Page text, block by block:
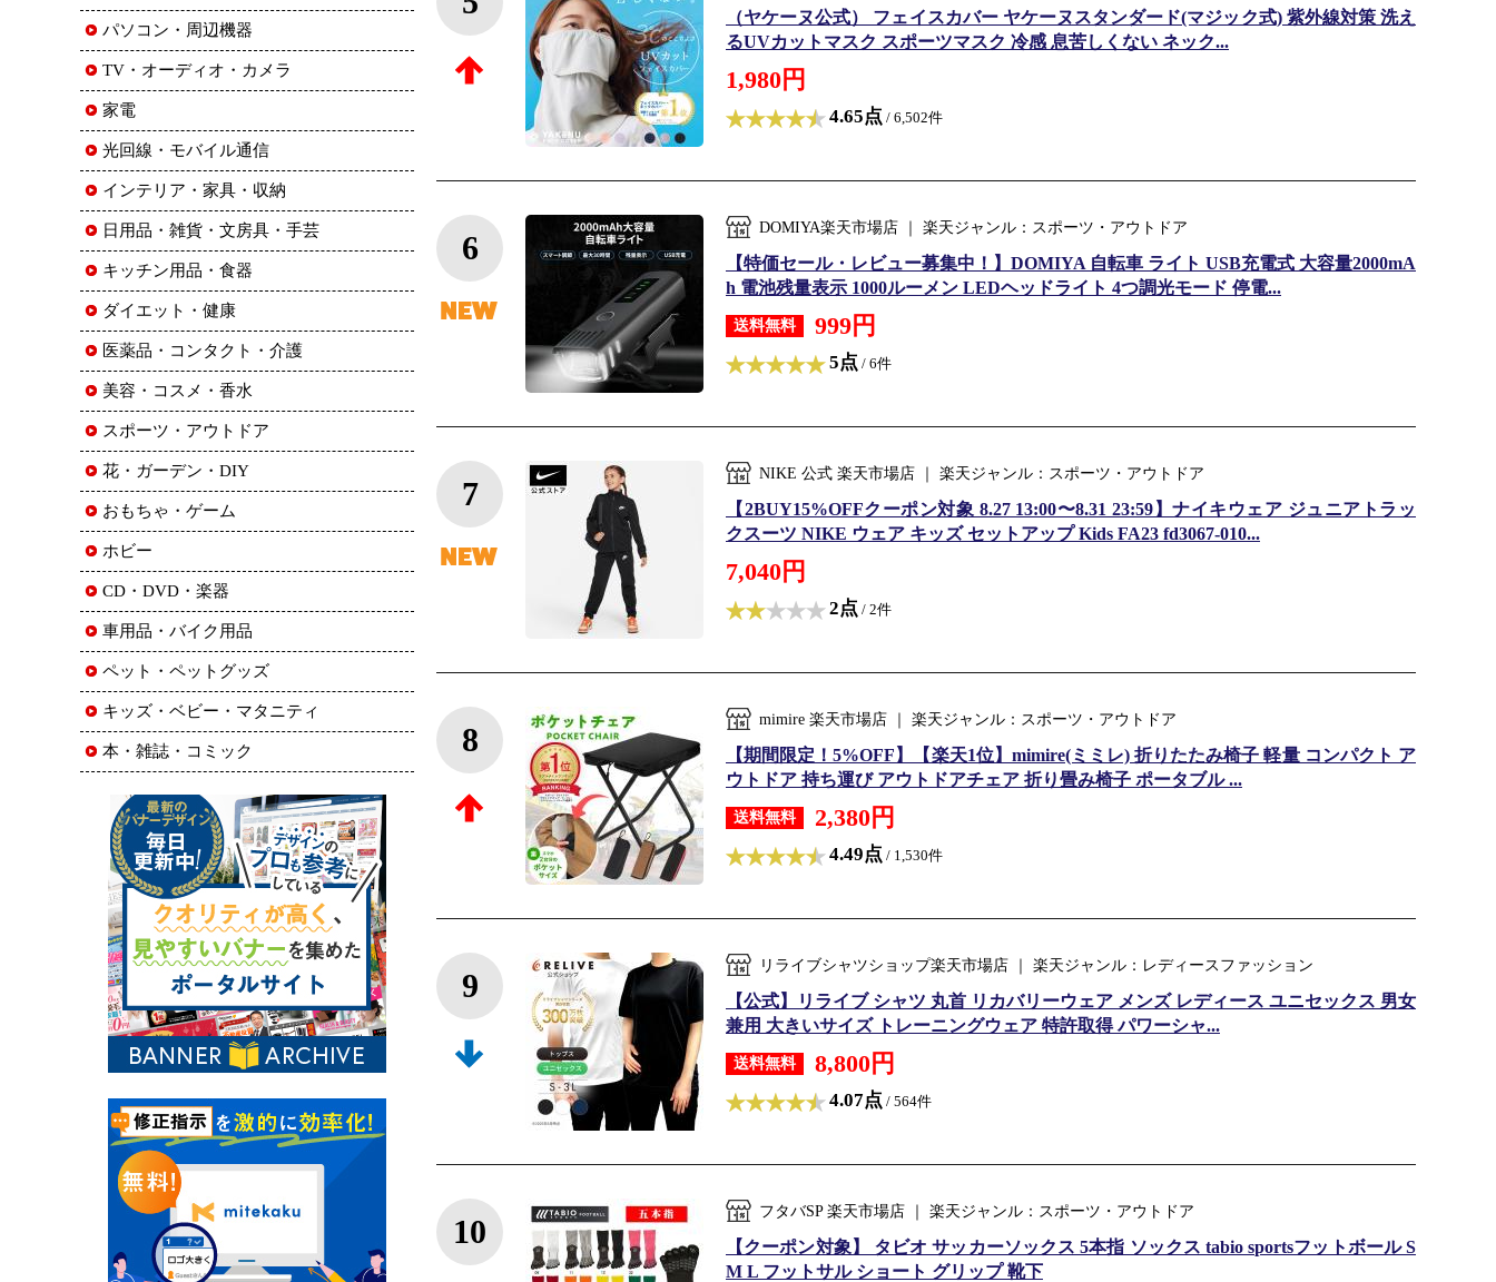
（ヤケーヌ公式） フェイスカバー ヤケーヌスタンダード(マジック式) 紫外線対策 洗え
るUVカットマスク スポーツマスク 冷感 息苦しくない ネック...
1,980円
4.65点 / 6,502件
6
DOMIYA楽天市場店 ｜ 楽天ジャンル：スポーツ・アウトドア
【特価セール・レビュー募集中！】DOMIYA 自転車 ライト USB充電式 大容量2000mA
h 電池残量表示 1000ルーメン LEDヘッドライト 4つ調光モード 停電...
送料無料 999円
5点 / 6件
7
NIKE 公式 楽天市場店 ｜ 楽天ジャンル：スポーツ・アウトドア
【2BUY15%OFFクーポン対象 8.27 13:00〜8.31 23:59】ナイキウェア ジュニアトラッ
クスーツ NIKE ウェア キッズ セットアップ Kids FA23 fd3067-010...
7,040円
2点 / 2件
8
mimire 楽天市場店 ｜ 楽天ジャンル：スポーツ・アウトドア
【期間限定！5%OFF】【楽天1位】mimire(ミミレ) 折りたたみ椅子 軽量 コンパクト ア
ウトドア 持ち運び アウトドアチェア 折り畳み椅子 ポータブル ...
送料無料 2,380円
4.49点 / 1,530件
9
リライブシャツショップ楽天市場店 ｜ 楽天ジャンル：レディースファッション
【公式】リライブ シャツ 丸首 リカバリーウェア メンズ レディース ユニセックス 男女
兼用 大きいサイズ トレーニングウェア 特許取得 パワーシャ...
送料無料 8,800円
4.07点 / 564件
10
フタバSP 楽天市場店 ｜ 楽天ジャンル：スポーツ・アウトドア
【クーポン対象】 タビオ サッカーソックス 5本指 ソックス tabio sportsフットボール S
M L フットサル ショート グリップ 靴下
パソコン・周辺機器
TV・オーディオ・カメラ
家電
光回線・モバイル通信
インテリア・家具・収納
日用品・雑貨・文房具・手芸
キッチン用品・食器
ダイエット・健康
医薬品・コンタクト・介護
美容・コスメ・香水
スポーツ・アウトドア
花・ガーデン・DIY
おもちゃ・ゲーム
ホビー
CD・DVD・楽器
車用品・バイク用品
ペット・ペットグッズ
キッズ・ベビー・マタニティ
本・雑誌・コミック